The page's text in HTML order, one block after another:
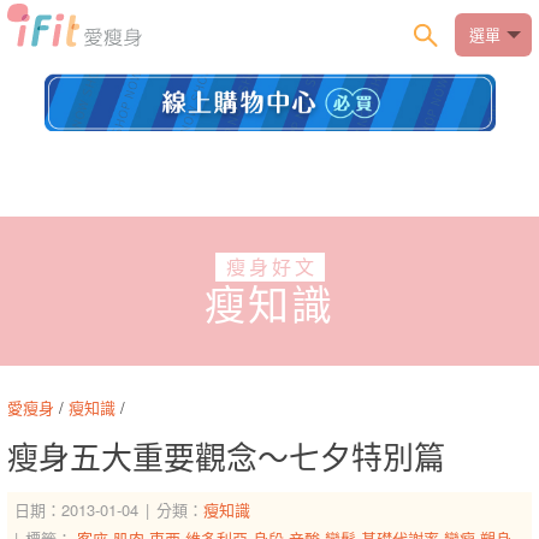
選單
瘦身好文
瘦知識
愛瘦身 / 瘦知識 /
瘦身五大重要觀念～七夕特別篇
日期：2013-01-04 分類： 瘦知識